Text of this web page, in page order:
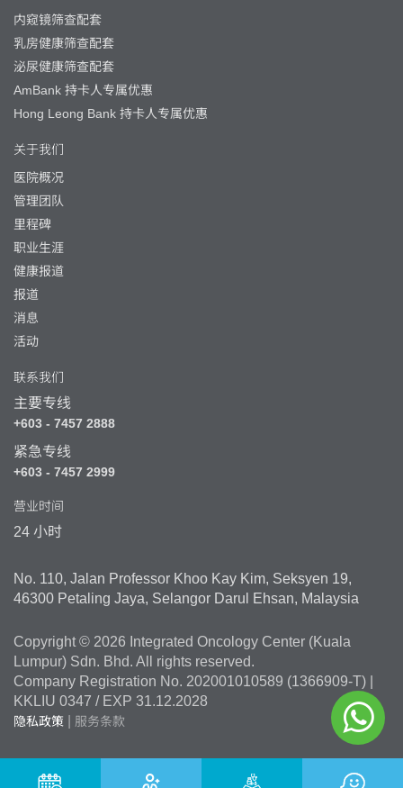
内窥镜筛查配套
乳房健康筛查配套
泌尿健康筛查配套
AmBank 持卡人专属优惠
Hong Leong Bank 持卡人专属优惠
关于我们
医院概况
管理团队
里程碑
职业生涯
健康报道
报道
消息
活动
联系我们
主要专线
+603 - 7457 2888
紧急专线
+603 - 7457 2999
营业时间
24 小时
No. 110, Jalan Professor Khoo Kay Kim, Seksyen 19,
46300 Petaling Jaya, Selangor Darul Ehsan, Malaysia
Copyright © 2026 Integrated Oncology Center (Kuala
Lumpur) Sdn. Bhd. All rights reserved.
Company Registration No. 202001010589 (1366909-T) |
KKLIU 0347 / EXP 31.12.2028
隐私政策 服务条款